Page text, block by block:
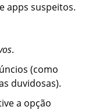
apps suspeitos.
.
(como
duvidosas).
a opção